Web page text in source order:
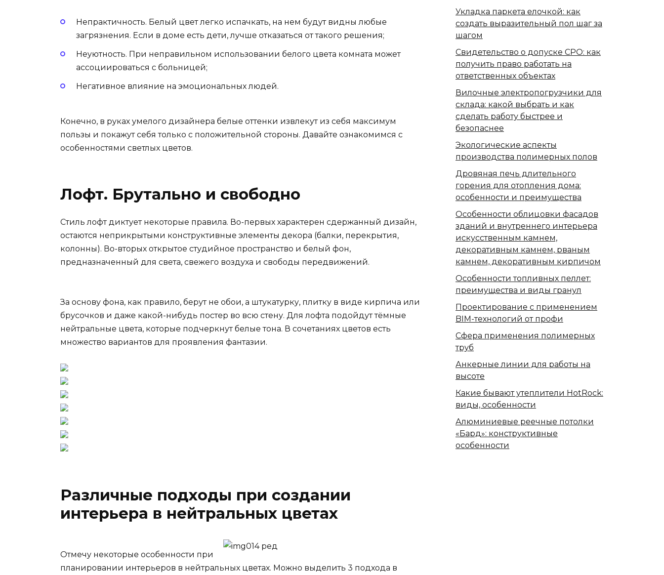
Непрактичность. Белый цвет легко испачкать, на нем будут видны любые
загрязнения. Если в доме есть дети, лучше отказаться от такого решения;
Неуютность. При неправильном использовании белого цвета комната может
ассоциироваться с больницей;
Негативное влияние на эмоциональных людей.
Конечно, в руках умелого дизайнера белые оттенки извлекут из себя максимум
пользы и покажут себя только с положительной стороны. Давайте ознакомимся с
особенностями светлых цветов.
Лофт. Брутально и свободно
Стиль лофт диктует некоторые правила. Во-первых характерен сдержанный дизайн,
остаются неприкрытыми конструктивные элементы декора (балки, перекрытия,
колонны). Во-вторых открытое студийное пространство и белый фон,
предназначенный для света, свежего воздуха и свободы передвижений.
За основу фона, как правило, берут не обои, а штукатурку, плитку в виде кирпича или
брусочков и даже какой-нибудь постер во всю стену. Для лофта подойдут тёмные
нейтральные цвета, которые подчеркнут белые тона. В сочетаниях цветов есть
множество вариантов для проявления фантазии.
Различные подходы при создании
интерьера в нейтральных цветах
Отмечу некоторые особенности при
планировании интерьеров в нейтральных цветах. Можно выделить 3 подхода в
Укладка паркета елочкой: как
создать выразительный пол шаг за
шагом
Свидетельство о допуске СРО: как
получить право работать на
ответственных объектах
Вилочные электропогрузчики для
склада: какой выбрать и как
сделать работу быстрее и
безопаснее
Экологические аспекты
производства полимерных полов
Дровяная печь длительного
горения для отопления дома:
особенности и преимущества
Особенности облицовки фасадов
зданий и внутреннего интерьера
искусственным камнем,
декоративным камнем, рваным
камнем, декоративным кирпичом
Особенности топливных пеллет:
преимущества и виды гранул
Проектирование с применением
BIM-технологий от профи
Сфера применения полимерных
труб
Анкерные линии для работы на
высоте
Какие бывают утеплители HotRock:
виды, особенности
Алюминиевые реечные потолки
«Бард»: конструктивные
особенности